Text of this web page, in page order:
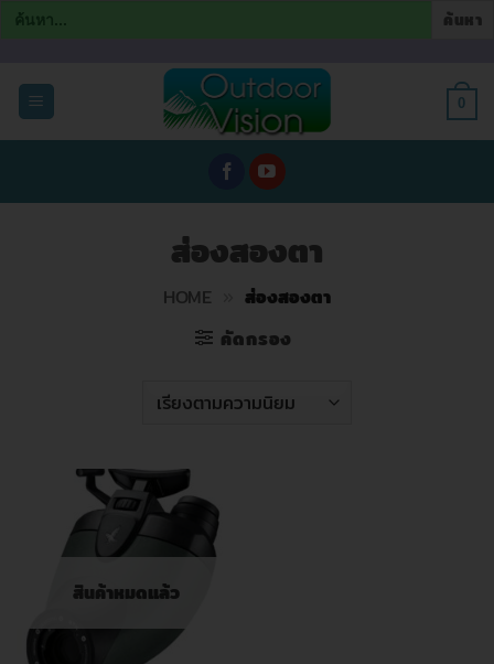
Search
for:
0
ส่องสองตา
HOME
ส่องสองตา
คัดกรอง
สินค้าหมดแล้ว